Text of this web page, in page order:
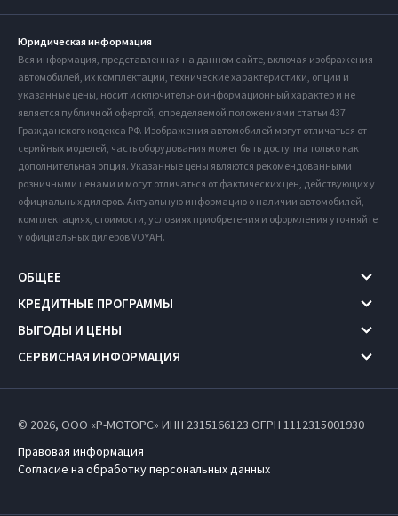
Юридическая информация
Вся информация, представленная на данном сайте, включая изображения
автомобилей, их комплектации, технические характеристики, опции и
указанные цены, носит исключительно информационный характер и не
является публичной офертой, определяемой положениями статьи 437
Гражданского кодекса РФ. Изображения автомобилей могут отличаться от
серийных моделей, часть оборудования может быть доступна только как
дополнительная опция. Указанные цены являются рекомендованными
розничными ценами и могут отличаться от фактических цен, действующих у
официальных дилеров. Актуальную информацию о наличии автомобилей,
комплектациях, стоимости, условиях приобретения и оформления уточняйте
у официальных дилеров VOYAH.
ОБЩЕЕ
КРЕДИТНЫЕ ПРОГРАММЫ
ВЫГОДЫ И ЦЕНЫ
СЕРВИСНАЯ ИНФОРМАЦИЯ
© 2026, ООО «Р-МОТОРС» ИНН 2315166123 ОГРН 1112315001930
Правовая информация
Согласие на обработку персональных данных